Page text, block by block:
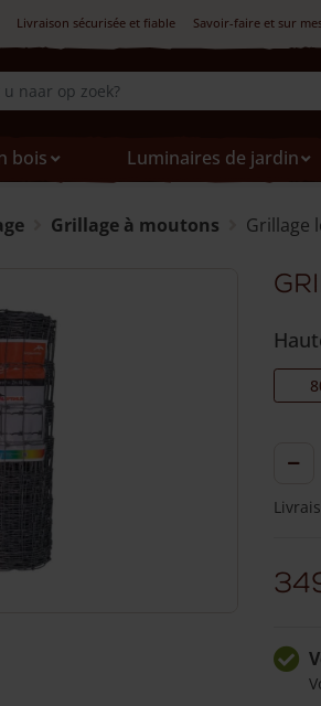
Livraison sécurisée et fiable Savoir-faire et sur
bois
Luminaires de jardin
Grillage à moutons Grillage